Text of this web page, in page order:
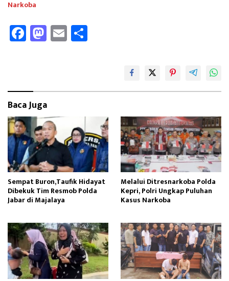
Narkoba
Fa
ce
k
M
as
o
n
E
m
Baca Juga
Sempat Buron,Taufik Hidayat
Dibekuk Tim Resmob Polda
Jabar di Majalaya
Melalui Ditresnarkoba Polda
Kepri, Polri Ungkap Puluhan
Kasus Narkoba